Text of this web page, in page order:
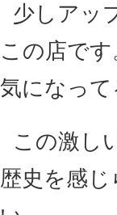
少しアッ
この店です
気になっ
この激し
歴史を感